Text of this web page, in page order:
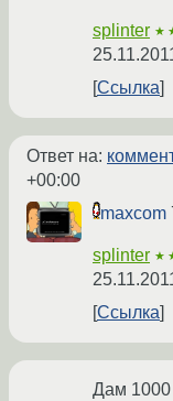
splinter
Ссылка
Ответ на:
+00:00
maxcom
splinter
Ссылка
Дам 1000